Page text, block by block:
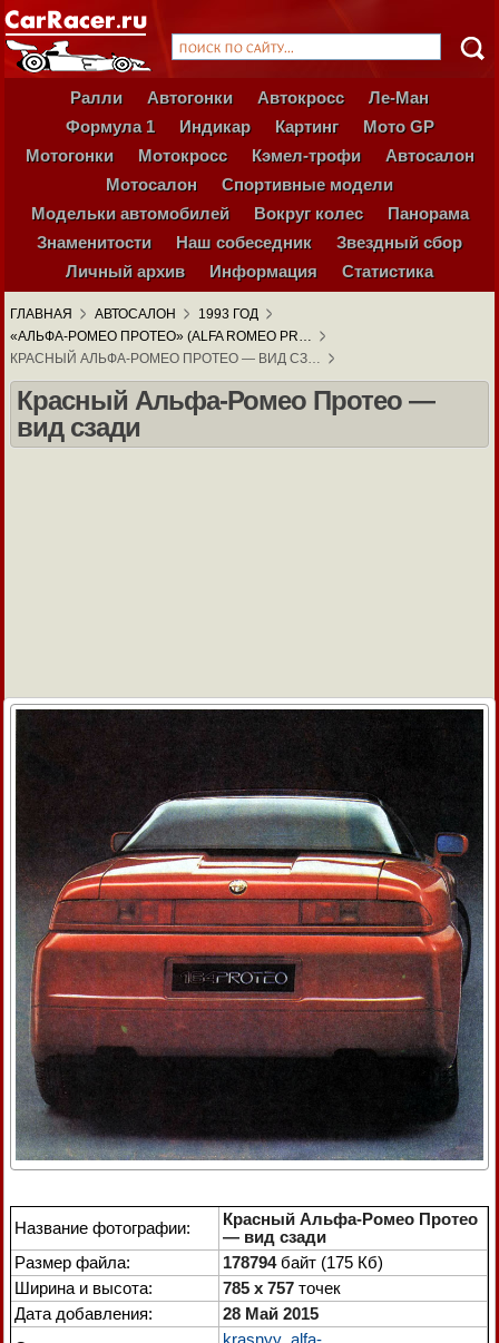
Ралли Автогонки Автокросс
Ле-Ман
Формула 1
Индикар Картинг
Мото GP
Мотогонки
Мотокросс Кэмел-трофи
Автосалон
Мотосалон
Спортивные модели
Модельки автомобилей
Вокруг колес
Панорама
Знаменитости
Наш собеседник
Звездный сбор
Личный архив
Информация Статистика
ГЛАВНАЯ АВТОСАЛОН
1993 ГОД
«АЛЬФА-РОМЕО ПРОТЕО» (ALFA ROMEO PR…
КРАСНЫЙ АЛЬФА-РОМЕО ПРОТЕО — ВИД СЗ…
Красный Альфа-Ромео Протео —
вид сзади
Название фотографии:
Красный Альфа-Ромео Протео
— вид сзади
Размер файла:
178794байт (175 Кб)
Ширина и высота:
785 x 757 точек
Дата добавления:
28 Май 2015
krasnyy_alfa-